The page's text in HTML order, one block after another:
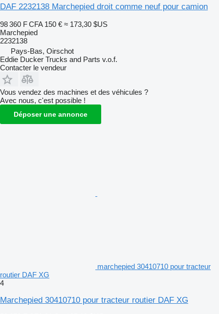
DAF 2232138 Marchepied droit comme neuf pour camion
98 360 F CFA 150 € ≈ 173,30 $US
Marchepied
2232138
Pays-Bas, Oirschot
Eddie Ducker Trucks and Parts v.o.f.
Contacter le vendeur
Vous vendez des machines et des véhicules ?
Avec nous, c'est possible !
Déposer une annonce
marchepied 30410710 pour tracteur
routier DAF XG
4
Marchepied 30410710 pour tracteur routier DAF XG